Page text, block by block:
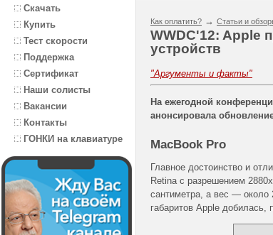
Скачать
Купить
Тест скорости
Поддержка
Сертификат
Наши солисты
Вакансии
Контакты
ГОНКИ на клавиатуре
Как оплатить? → Статьи и
WWDC'12: Apple
устройств
"Аргументы и факты"
На ежегодной
анонсировала
MacBook Pro
Главное достоинство и
Retina с разрешением
сантиметра, а вес — около
габаритов Apple добилась,